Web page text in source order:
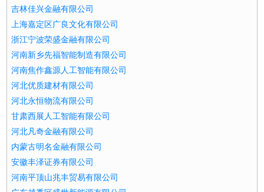
吉林佳兴金融有限公司
上海嘉定区广良文化有限公司
浙江宁波荣盛金融有限公司
河南新乡先福智能制造有限公司
河南焦作鑫源人工智能有限公司
河北优质建材有限公司
河北永恒物流有限公司
甘肃西展人工智能有限公司
河北凡奇金融有限公司
内蒙古明名金融有限公司
安徽丰泽证券有限公司
河南平顶山兆丰贸易有限公司